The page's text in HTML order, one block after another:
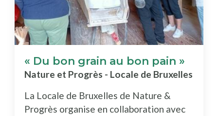
« Du bon grain au bon pain »
Nature et Progrès - Locale de Bruxelles
La Locale de Bruxelles de Nature &
Progrès organise en collaboration avec